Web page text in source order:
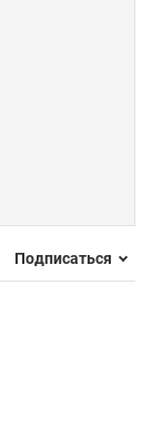
Подписаться